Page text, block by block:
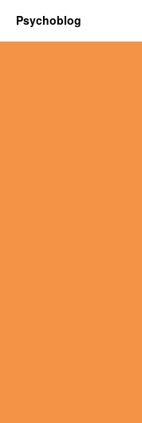
Psychoblog